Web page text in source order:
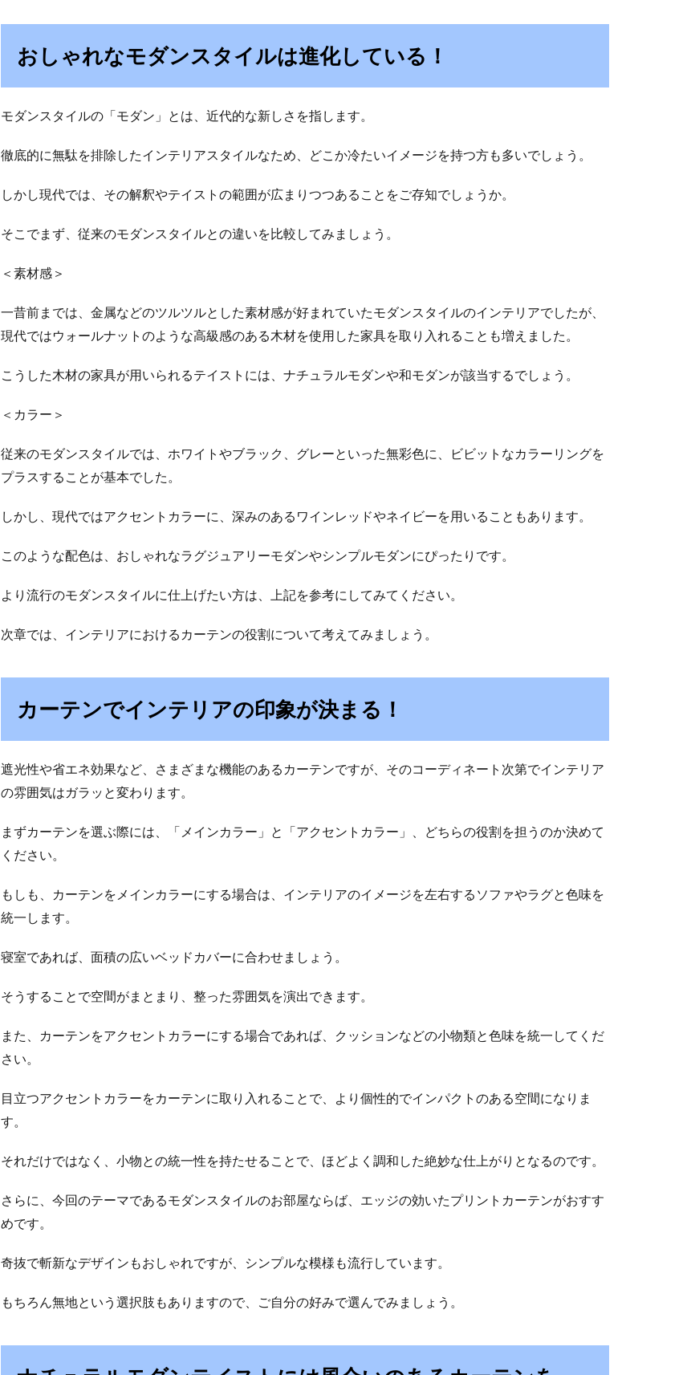
おしゃれなモダンスタイルは進化している！
モダンスタイルの「モダン」とは、近代的な新しさを指します。
徹底的に無駄を排除したインテリアスタイルなため、どこか冷たいイメージを持つ方も多いでしょう。
しかし現代では、その解釈やテイストの範囲が広まりつつあることをご存知でしょうか。
そこでまず、従来のモダンスタイルとの違いを比較してみましょう。
＜素材感＞
一昔前までは、金属などのツルツルとした素材感が好まれていたモダンスタイルのインテリアでしたが、
現代ではウォールナットのような高級感のある木材を使用した家具を取り入れることも増えました。
こうした木材の家具が用いられるテイストには、ナチュラルモダンや和モダンが該当するでしょう。
＜カラー＞
従来のモダンスタイルでは、ホワイトやブラック、グレーといった無彩色に、ビビットなカラーリングを
プラスすることが基本でした。
しかし、現代ではアクセントカラーに、深みのあるワインレッドやネイビーを用いることもあります。
このような配色は、おしゃれなラグジュアリーモダンやシンプルモダンにぴったりです。
より流行のモダンスタイルに仕上げたい方は、上記を参考にしてみてください。
次章では、インテリアにおけるカーテンの役割について考えてみましょう。
カーテンでインテリアの印象が決まる！
遮光性や省エネ効果など、さまざまな機能のあるカーテンですが、そのコーディネート次第でインテリア
の雰囲気はガラッと変わります。
まずカーテンを選ぶ際には、「メインカラー」と「アクセントカラー」、どちらの役割を担うのか決めて
ください。
もしも、カーテンをメインカラーにする場合は、インテリアのイメージを左右するソファやラグと色味を
統一します。
寝室であれば、面積の広いベッドカバーに合わせましょう。
そうすることで空間がまとまり、整った雰囲気を演出できます。
また、カーテンをアクセントカラーにする場合であれば、クッションなどの小物類と色味を統一してくだ
さい。
目立つアクセントカラーをカーテンに取り入れることで、より個性的でインパクトのある空間になりま
す。
それだけではなく、小物との統一性を持たせることで、ほどよく調和した絶妙な仕上がりとなるのです。
さらに、今回のテーマであるモダンスタイルのお部屋ならば、エッジの効いたプリントカーテンがおすす
めです。
奇抜で斬新なデザインもおしゃれですが、シンプルな模様も流行しています。
もちろん無地という選択肢もありますので、ご自分の好みで選んでみましょう。